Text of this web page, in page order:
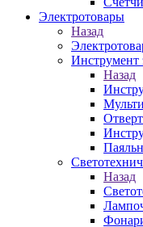
Электротовары
Назад
Инструмент
Назад
Назад